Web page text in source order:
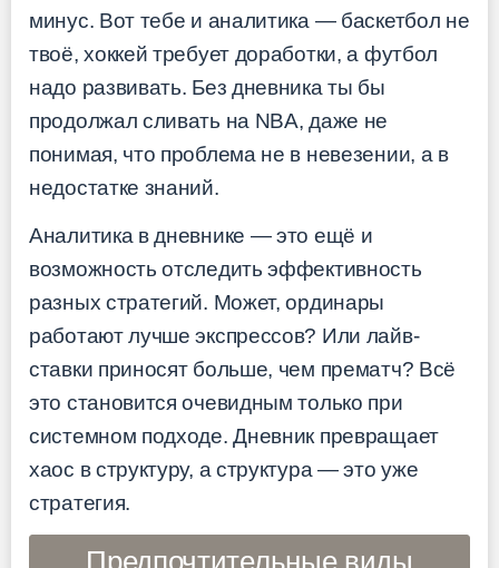
минус. Вот тебе и аналитика — баскетбол не
твоё, хоккей требует доработки, а футбол
надо развивать. Без дневника ты бы
продолжал сливать на NBA, даже не
понимая, что проблема не в невезении, а в
недостатке знаний.
Аналитика в дневнике — это ещё и
возможность отследить эффективность
разных стратегий. Может, ординары
работают лучше экспрессов? Или лайв-
ставки приносят больше, чем прематч? Всё
это становится очевидным только при
системном подходе. Дневник превращает
хаос в структуру, а структура — это уже
стратегия.